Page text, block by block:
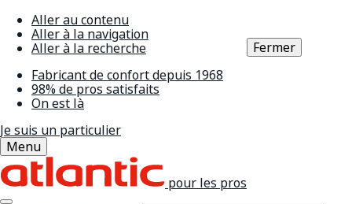
Aller au contenu
Aller à la navigation
Aller à la recherche
Fabricant de confort depuis 1968
98% de pros satisfaits
On est là
Je suis un particulier
Menu
pour les pros
Fermer